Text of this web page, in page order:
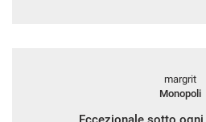
margrit
Monopoli